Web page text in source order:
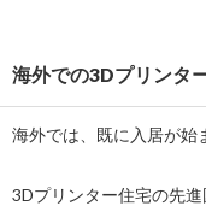
海外での3Dプリンタ
海外では、既に入居が始
3Dプリンター住宅の先